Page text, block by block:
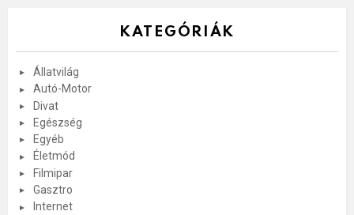
KATEGÓRIÁK
Állatvilág
Autó-Motor
Divat
Egészség
Egyéb
Életmód
Filmipar
Gasztro
Internet